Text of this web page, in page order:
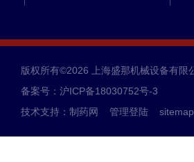
版权所有©2026 上海盛那机械设备有限
备案号：沪ICP备18030752号-3
技术支持： 制药网 管理登陆